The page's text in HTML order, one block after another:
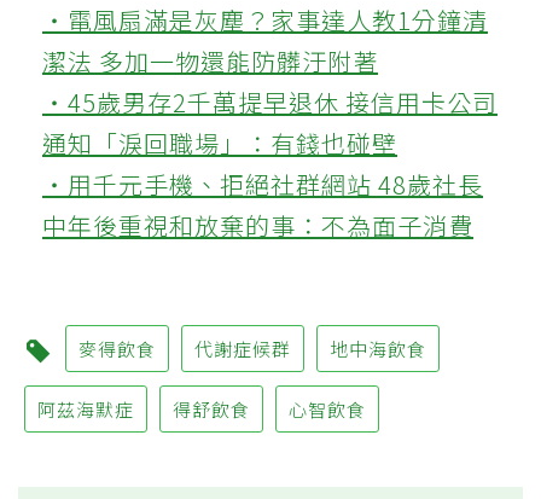
‧電風扇滿是灰塵？家事達人教1分鐘清
潔法 多加一物還能防髒汙附著
‧45歲男存2千萬提早退休 接信用卡公司
通知「淚回職場」：有錢也碰壁
‧用千元手機、拒絕社群網站 48歲社長
中年後重視和放棄的事：不為面子消費
麥得飲食 代謝症候群 地中海飲食
阿茲海默症 得舒飲食 心智飲食